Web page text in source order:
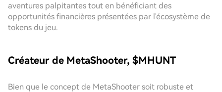
aventures palpitantes tout en bénéficiant des
opportunités financières présentées par l'écosystème de
tokens du jeu.
Créateur de MetaShooter, $MHUNT
Bien que le concept de MetaShooter soit robuste et